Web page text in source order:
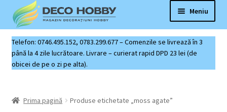
Sari
la
navigare
Sari
la
conținut
Meniu
Deco Hobby
Contact
Coș produse
Telefon: 0746.495.152, 0783.299.677 – Comenzile se livrează în 3
până la 4 zile lucrătoare. Livrare – curierat rapid DPD 23 lei (de
obicei de pe o zi pe alta).
Prima pagină Produse etichetate „moss agate”